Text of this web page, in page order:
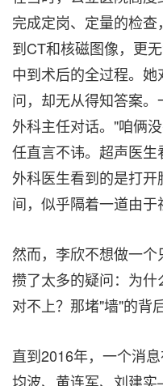
完成定岗、定量的检
到CT和核磁图像，更
中到术后的全过程。
问，却无从得知答案
外科主任对话。"咱俩
任直言不讳。超声医生
外科医生看到的是打
间，似乎隔着一道由于
然而，李欣不想做一
攒了太多的疑问：为
对不上？那堵"墙"的背
直到2016年，一个消
均波、黄连军、刘建